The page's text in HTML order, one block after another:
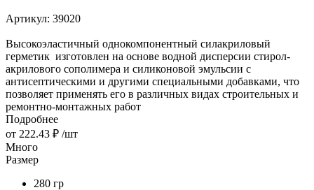
Артикул: 39020
Высокоэластичный однокомпонентный силакриловый
герметик изготовлен на основе водной дисперсии стирол-
акрилового сополимера и силиконовой эмульсии с
антисептическими и другими специальными добавками, что
позволяет применять его в различных видах строительных и
ремонтно-монтажных работ
Подробнее
от 222.43 ₽ /шт
Много
Размер
280 гр